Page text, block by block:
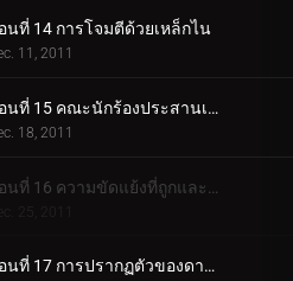
นที่ 14 การโจมตีด้วยเหล็กไน
11, 2011
ตอนที่ 15 คณะนักร้องประสานเสียงคริสต์มาสอีฟ
18, 2011
25, 2011
ตอนที่ 17 การปรากฏตัวของดาวตก